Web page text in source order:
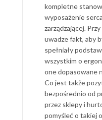
kompletne
wyposażenie
zarządzającej.
uwadze fakt, aby
spełniały
wszystkim o
one dopasowane
Co jest także
bezpośrednio od
przez sklepy i
pomyśleć o takiej